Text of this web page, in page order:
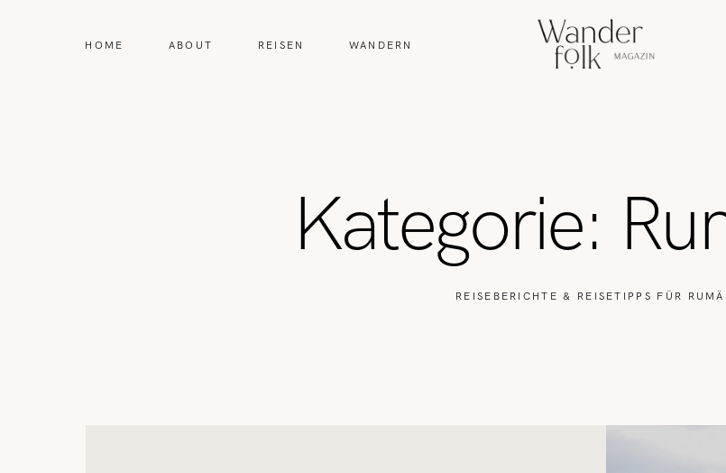
HOME ABOUT REISEN WANDERN
Kategorie:
REISEBERICHTE & REISETIPPS FÜR
REISEN